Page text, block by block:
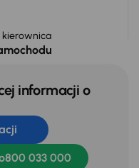
kierownica
informacji o
800 033 000